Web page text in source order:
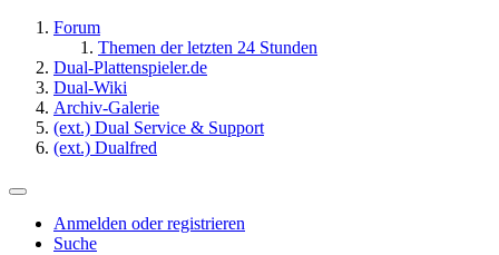
Forum
Themen der letzten 24 Stunden
Dual-Plattenspieler.de
Dual-Wiki
Archiv-Galerie
(ext.) Dual Service & Support
(ext.) Dualfred
Anmelden oder registrieren
Suche